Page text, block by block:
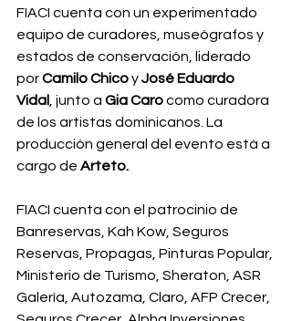
FIACI cuenta con un experimentado
equipo de curadores, museógrafos y
estados de conservación, liderado
por Camilo Chico y José Eduardo
Vidal
, junto a Gia Caro como curadora
de los artistas dominicanos. La
producción general del evento está a
cargo de Arteto.
FIACI cuenta con el patrocinio de
Banreservas, Kah Kow, Seguros
Reservas, Propagas, Pinturas Popular,
Ministerio de Turismo, Sheraton, ASR
Galería, Autozama, Claro, AFP Crecer,